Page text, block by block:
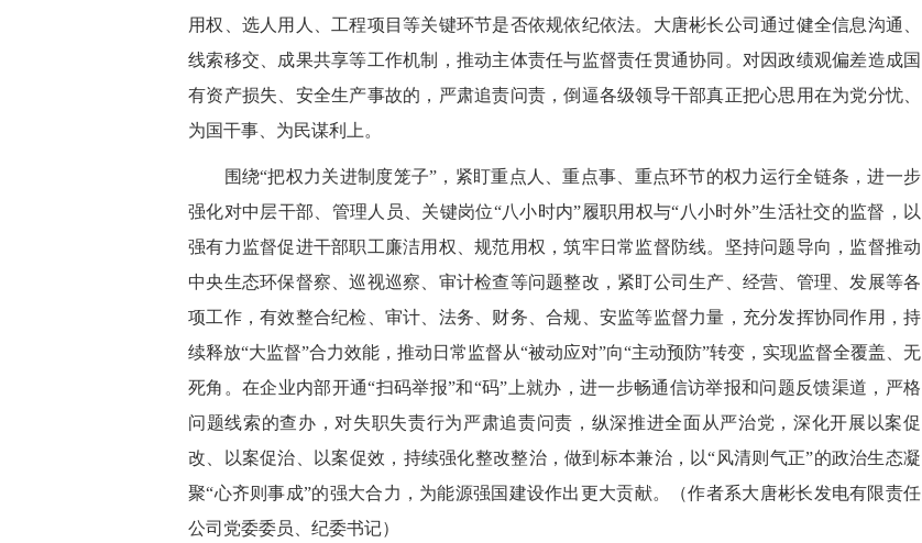
用权、选人用人、工程项目等关键环节是否依规依纪依法。大唐彬长公司通过健全信息沟通、
线索移交、成果共享等工作机制，推动主体责任与监督责任贯通协同。对因政绩观偏差造成国
有资产损失、安全生产事故的，严肃追责问责，倒逼各级领导干部真正把心思用在为党分忧、
为国干事、为民谋利上。
围绕“把权力关进制度笼子”，紧盯重点人、重点事、重点环节的权力运行全链条，进一步
强化对中层干部、管理人员、关键岗位“八小时内”履职用权与“八小时外”生活社交的监督，以
强有力监督促进干部职工廉洁用权、规范用权，筑牢日常监督防线。坚持问题导向，监督推动
中央生态环保督察、巡视巡察、审计检查等问题整改，紧盯公司生产、经营、管理、发展等各
项工作，有效整合纪检、审计、法务、财务、合规、安监等监督力量，充分发挥协同作用，持
续释放“大监督”合力效能，推动日常监督从“被动应对”向“主动预防”转变，实现监督全覆盖、无
死角。在企业内部开通“扫码举报”和“码”上就办，进一步畅通信访举报和问题反馈渠道，严格
问题线索的查办，对失职失责行为严肃追责问责，纵深推进全面从严治党，深化开展以案促
改、以案促治、以案促效，持续强化整改整治，做到标本兼治，以“风清则气正”的政治生态凝
聚“心齐则事成”的强大合力，为能源强国建设作出更大贡献。
（作者系大唐彬长发电有限责任
公司党委委员、纪委书记）